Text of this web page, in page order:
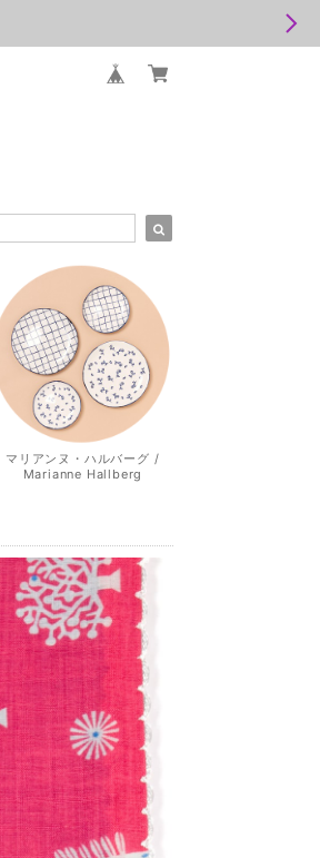
マリアンヌ・ハルバーグ /
Marianne Hallberg